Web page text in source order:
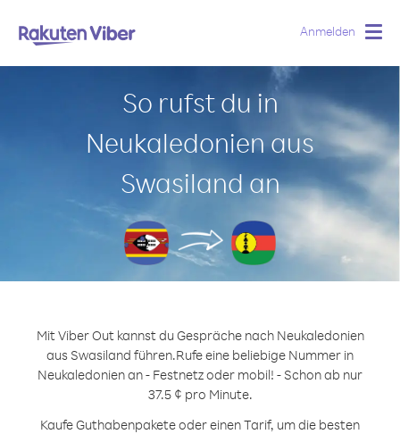
Anmelden
So rufst du in
Neukaledonien aus
Swasiland an
Mit Viber Out kannst du Gespräche nach Neukaledonien
aus Swasiland führen.Rufe eine beliebige Nummer in
Neukaledonien an - Festnetz oder mobil! - Schon ab nur
37.5 ¢ pro Minute.
Kaufe Guthabenpakete oder einen Tarif, um die besten